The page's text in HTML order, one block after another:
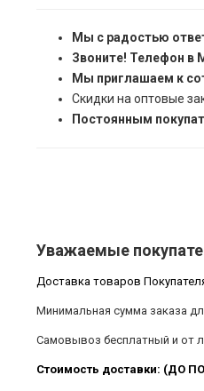
Мы с радостью
Звоните! Телефон в
Мы приглашаем к
Скидки на оптовые
Постоянным
Уважаемые
Доставка товаров
Минимальная сумма заказа
Самовывоз бесплатный и от
Стоимость доставки: (ДО